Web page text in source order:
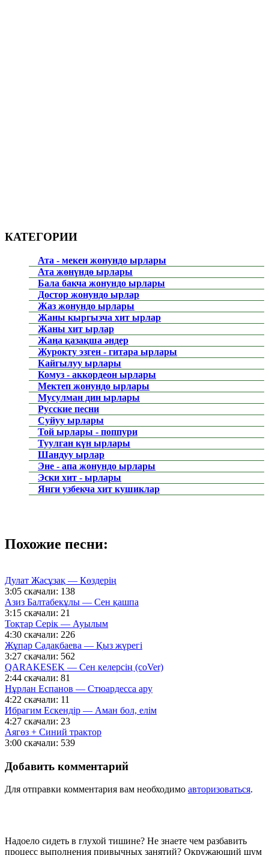
КАТЕГОРИИ
Ата - мекен жонундо ырлары
Ата жөнүндө ырлары
Бала бакча жонундо ырлары
Достор жонундо ырлар
Жаз жонундо ырлары
Жаны кыргызча хит ырлар
Жаны хит ырлар
Жаңа қазақша әндер
Журокту эзген - гитара ырлары
Кайгылуу ырлары
Комуз - аккордеон ырлары
Мектеп жонундо ырлары
Мусулман дин ырлары
Русские песни
Суйуу ырлары
Той ырлары - поппури
Туулган күн ырлары
Шандуу ырлар
Эне - апа жонундо ырлары
Эски хит - ырлары
Янги узбекча хит кушиклар
Похожие песни:
Дулат Жасұзақ — Көздерің
3:05 скачали: 138
Азиз Балтабекұлы — Сен қашпа
3:15 скачали: 21
Тоқтар Серік — Ауылым
4:30 скачали: 226
Жұпар Садақбаева — Қыз жүрегі
3:27 скачали: 562
QARAKESEK — Сен келерсің (coVer)
2:44 скачали: 81
Нұрлан Еспанов — Стюардесса ару
4:22 скачали: 11
Ибрагим Ескендір — Аман бол, елім
4:27 скачали: 23
Аягөз + Синий трактор
3:00 скачали: 539
Добавить комментарий
Для отправки комментария вам необходимо авторизоваться.
Надоело сидеть в глухой тишине? Не знаете чем разбавить
процесс выполнения привычных занятий? Окружающий шум